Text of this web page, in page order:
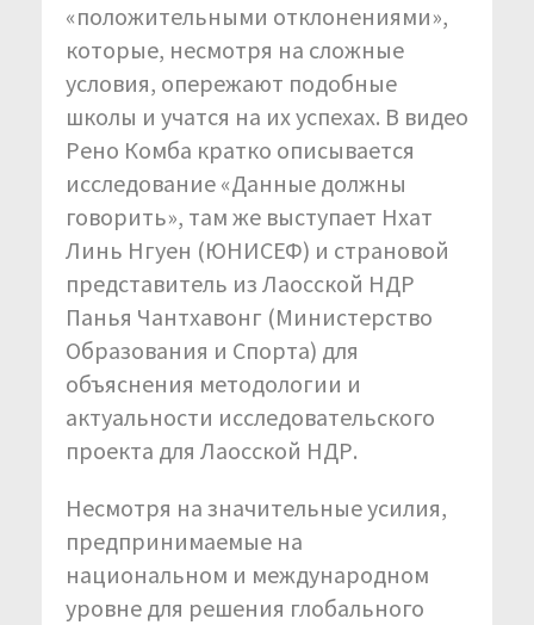
«положительными отклонениями»,
которые, несмотря на сложные
условия, опережают подобные
школы и учатся на их успехах. В видео
Рено Комба кратко описывается
исследование «Данные должны
говорить», там же выступает Нхат
Линь Нгуен (ЮНИСЕФ) и страновой
представитель из Лаосской НДР
Панья Чантхавонг (Министерство
Образования и Спорта) для
объяснения методологии и
актуальности исследовательского
проекта для Лаосской НДР.
Несмотря на значительные усилия,
предпринимаемые на
национальном и международном
уровне для решения глобального